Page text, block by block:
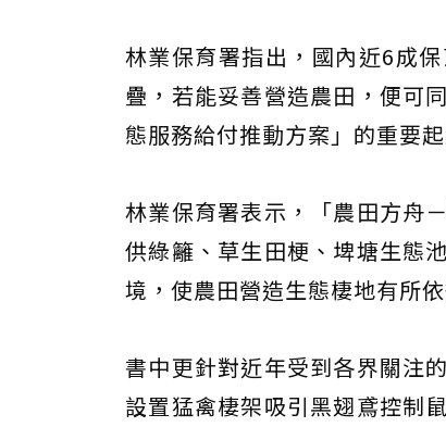
林業保育署指出，國內近6成
疊，若能妥善營造農田，便可
態服務給付推動方案」的重要起
林業保育署表示，「農田方舟
供綠籬、草生田梗、埤塘生態
境，使農田營造生態棲地有所依
書中更針對近年受到各界關注
設置猛禽棲架吸引黑翅鳶控制